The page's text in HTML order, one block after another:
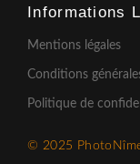
Informations
Mentions légales
Conditions
Politique de
© 2025